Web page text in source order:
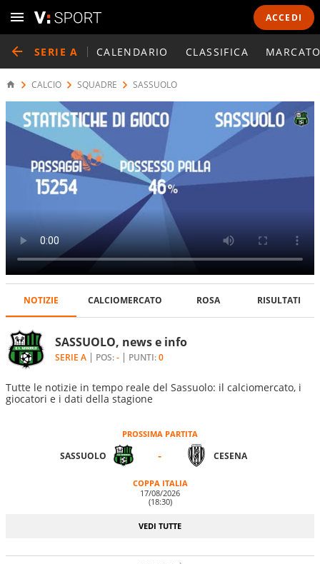
ACCEDI
SERIE A CALENDARIO CLASSIFICA
CALCIO SQUADRE SASSUOLO
SASSUOLO, news e info
Tutte le notizie in tempo reale del Sassuolo: il calciomercato, i
giocatori e i dati della stagione
SERIE A POS:- PUNTI:0
NOTIZIE CALCIOMERCATO ROSA RISULTATI
PROSSIMA PARTITA
SASSUOLO - CESENA
COPPA ITALIA
17/08/2026
(18:30)
VEDI TUTTE